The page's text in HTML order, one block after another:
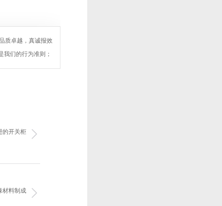
质卓越，真诚报效
我们的行为准则；
的开关柜
材料制成